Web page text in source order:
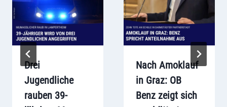
Drei
Jugendliche
rauben 39-
Nach Amoklauf
in Graz: OB
Benz zeigt sich